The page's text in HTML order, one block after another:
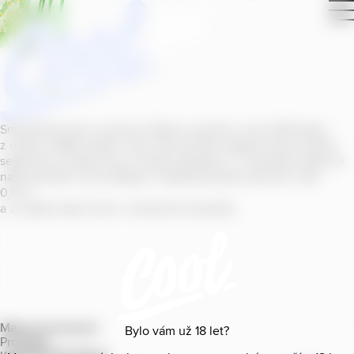
Bylo vám už 18 let?
Smícháním piva s ovocnou šťávou vytvořil v roce
z našich sládků
segmentu na bázi piva v České republice. V současné době se
naše portfolio Cool skládá z nealkoholických příchutí s alk.
0
a z nealko řady Cool+ s funkčními benefity.
Mapa provozoven
Produkty